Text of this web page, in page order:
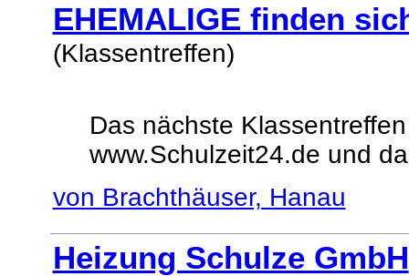
EHEMALIGE finden
(Klassentreffen)
Das nächste
www.Schulzeit24.de und
von Brachthäuser, Hanau
Heizung Schulze GmbH